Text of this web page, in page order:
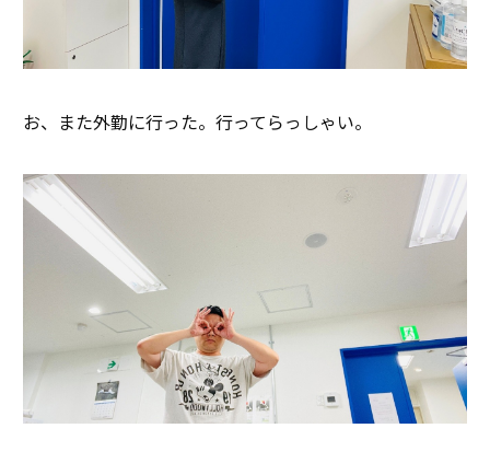
お、また外勤に行った。行ってらっしゃい。